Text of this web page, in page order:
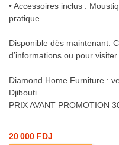
• Accessoires inclus :
pratique
Disponible dès maintenant.
d’informations ou pour
Diamond Home Furniture :
Djibouti.
PRIX AVANT PROMOTION
20 000 FDJ